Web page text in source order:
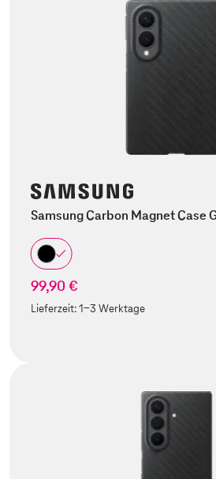
Samsung Carbon Magnet Case
99,90 €
Lieferzeit:1-3 Werktage